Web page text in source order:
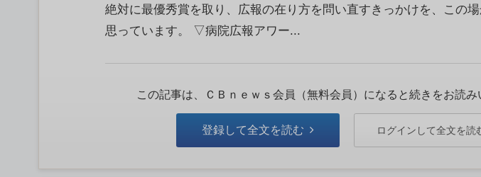
絶対に最優秀賞を取り、広報の在り方を問い直すきっかけを、この
思っています。 ▽病院広報アワー...
この記事は、ＣＢｎｅｗｓ会員（無料会員）になると続きをお読み
登録して全文を読む ログインして全文を読